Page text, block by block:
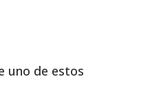
uno de estos